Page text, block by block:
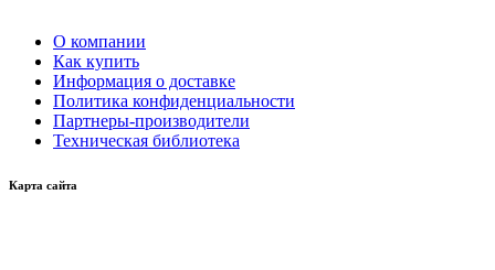
О компании
Как купить
Информация о доставке
Политика конфиденциальности
Партнеры-производители
Техническая библиотека
Карта сайта